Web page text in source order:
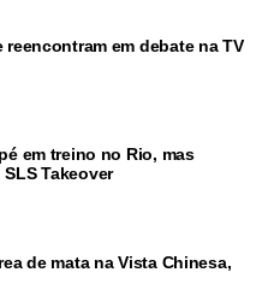
reencontram em debate na TV
em treino no Rio, mas
Takeover
de mata na Vista Chinesa,